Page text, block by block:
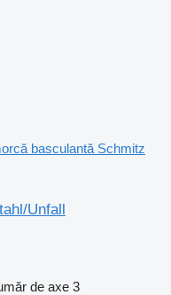
basculantă Schmitz
Unfall
de axe 3